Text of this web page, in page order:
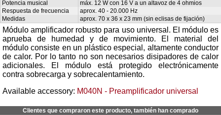
Potencia musical
máx. 12 W con 16 V a un altavoz de 4 ohmios
Respuesta de frecuencia
aprox. 40 - 20.000 Hz
Medidas
aprox. 70 x 36 x 23 mm (sin eclisas de fijación)
Módulo amplificador robusto para uso universal. El módulo es
aprueba de humedad y de movimiento. El material del
módulo consiste en un plástico especial, altamente conductor
de calor. Por lo tanto no son necesarios disipadores de calor
adicionales. El módulo está protegido electrónicamente
contra sobrecarga y sobrecalentamiento.
Available accessory: M040N - Preamplificador universal
Clientes que compraron este producto, también han comprado